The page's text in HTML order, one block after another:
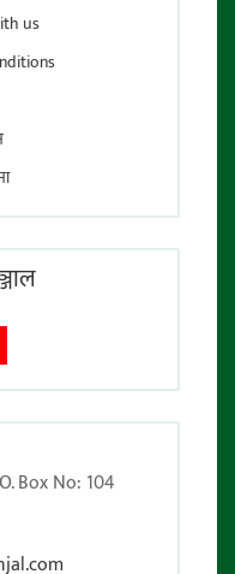
us
Box No: 104